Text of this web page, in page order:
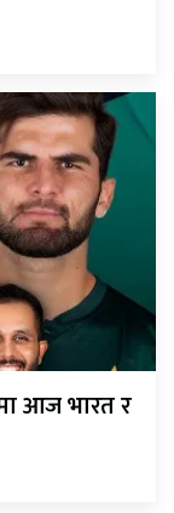
आज भारत र